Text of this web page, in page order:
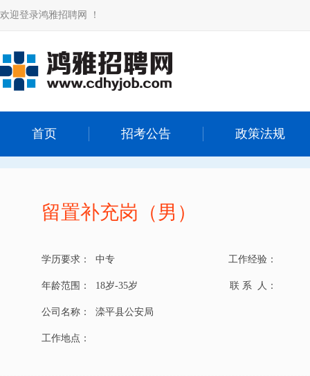
欢迎登录鸿雅招聘网 ！
首页 招考公告 政策法规
留置补充岗（男）
学历要求： 中专 工作经验：
年龄范围： 18岁-35岁 联 系 人：
公司名称： 滦平县公安局
工作地点：